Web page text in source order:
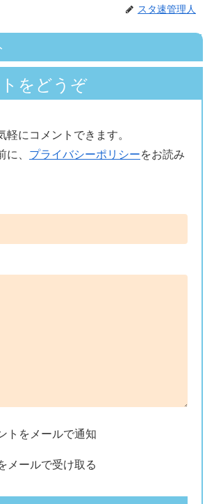
スタ速管理人
をどうぞ
軽にコメントできます。
、 プライバシーポリシーをお読み
トをメールで通知
メールで受け取る